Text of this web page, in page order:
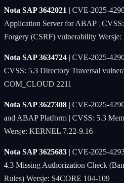
Nota SAP 3642021 | CVE-2025-
Application Server for ABAP |
Forgery (CSRF) vulnerability
Nota SAP 3634724 | CVE-2025-
CVSS: 5.3 Directory Traversal
COM_CLOUD 2211
Nota SAP 3627308 | CVE-2025-
and ABAP Platform | CVSS: 5.3
Wersje: KERNEL 7.22-9.16
Nota SAP 3625683 | CVE-2025-
4.3 Missing Authorization Check
Rules) Wersje: S4CORE 104-109